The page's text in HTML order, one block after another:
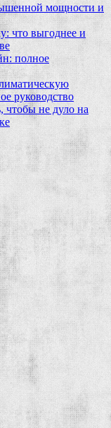
мощности и
что выгоднее и
полное
руководство
чтобы не дуло на